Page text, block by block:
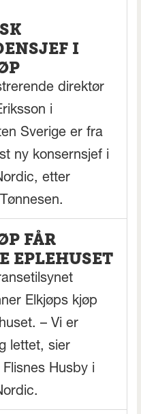
I
direktør
i
Sverige er fra
ny konsernsjef i
etter
FÅR
EPLEHUSET
Elkjøps kjøp
– Vi er
lettet, sier
Husby i